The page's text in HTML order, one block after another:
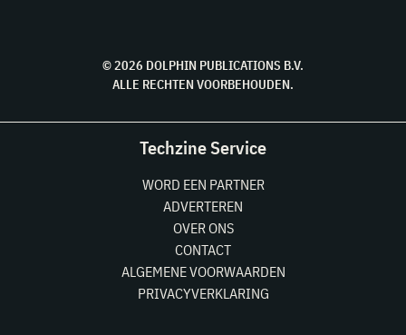
© 2026 DOLPHIN PUBLICATIONS B.V.
ALLE RECHTEN VOORBEHOUDEN.
Techzine Service
WORD EEN PARTNER
ADVERTEREN
OVER ONS
CONTACT
ALGEMENE VOORWAARDEN
PRIVACYVERKLARING